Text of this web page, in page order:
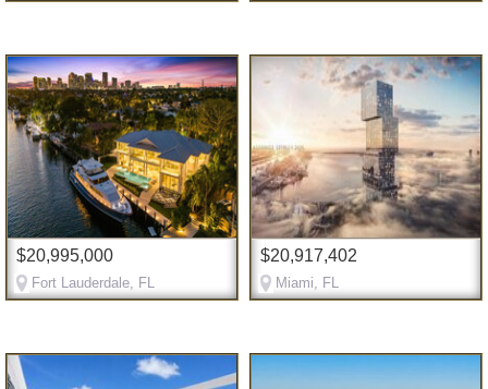
$20,995,000
Fort Lauderdale, FL
$20,917,402
Miami, FL